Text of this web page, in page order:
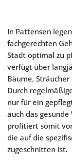
In Pattensen
fachgerechten
Stadt optimal zu
verfügt über
Bäume,
Durch
nur für ein
auch das
profitiert somit
die auf die
zugeschnitten ist.